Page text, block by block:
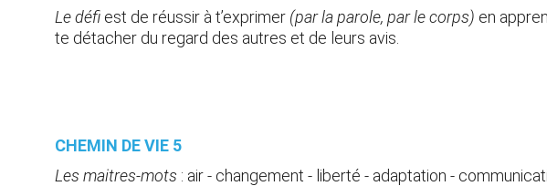
Le défi est de réussir à t’exprimer (par la parole, par le corps) en
te détacher du regard des autres et de leurs avis.
CHEMIN DE VIE 5
Les maitres-mots : air - changement - liberté - adaptation -